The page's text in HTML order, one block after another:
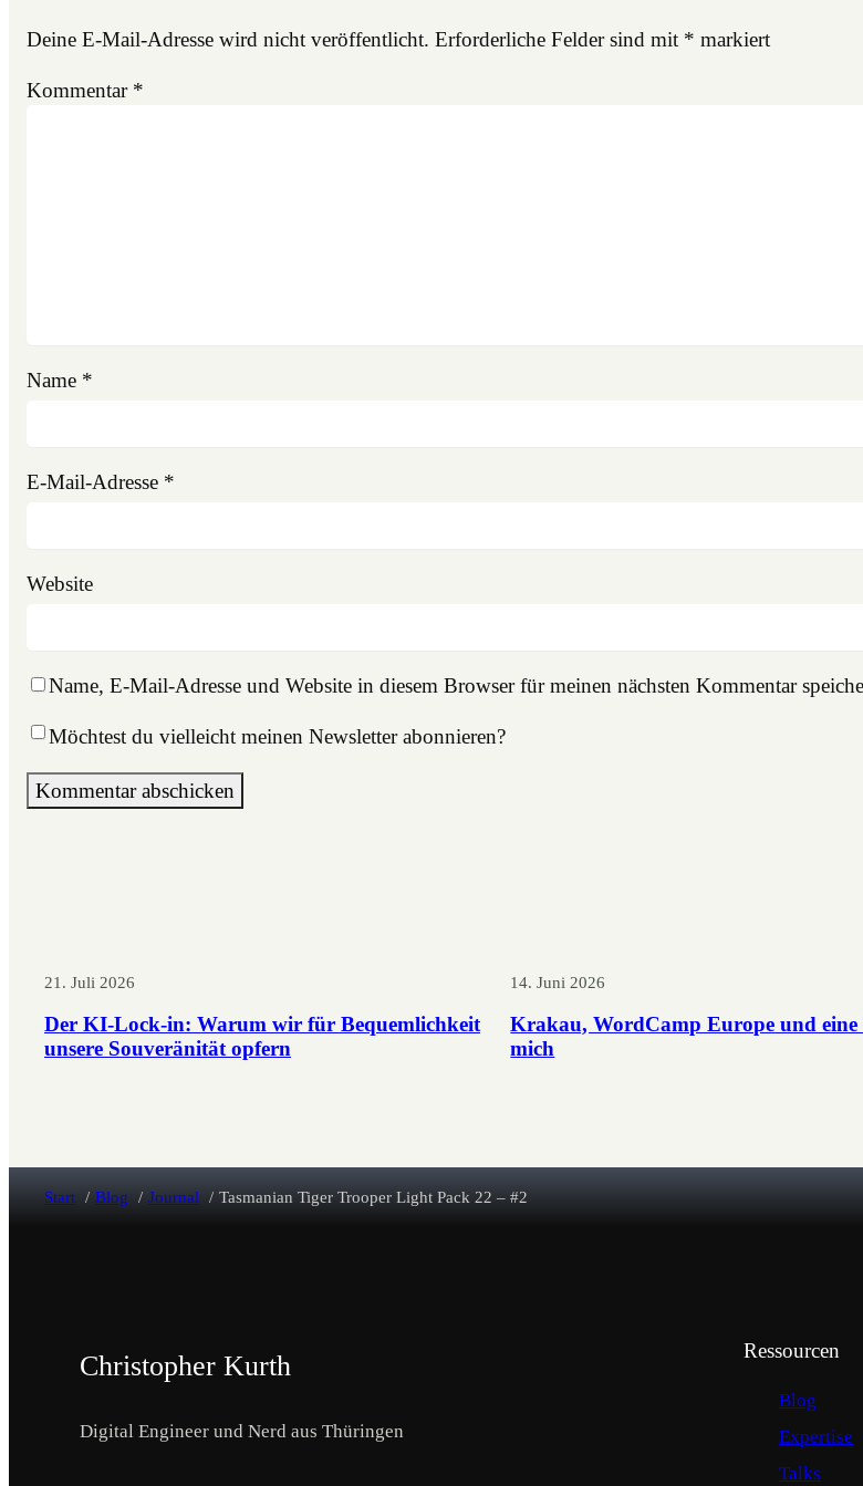
Deine E-Mail-Adresse wird nicht veröffentlicht. Erforderliche Felder sind mit * markiert
Kommentar *
Name *
E-Mail-Adresse *
Website
Name, E-Mail-Adresse und Website in diesem Browser für meinen nächsten Kommentar
Möchtest du vielleicht meinen Newsletter abonnieren?
21. Juli 2026
Der KI-Lock-in: Warum wir für Bequemlichkeit
unsere Souveränität opfern
14. Juni 2026
Krakau, WordCamp Europe und eine
mich
Start Blog Journal Tasmanian Tiger Trooper Light Pack 22 – #2
Christopher Kurth
Digital Engineer und Nerd aus Thüringen
Ressourcen
Blog
Expertise
Talks